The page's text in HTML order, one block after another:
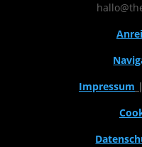
Impressum |